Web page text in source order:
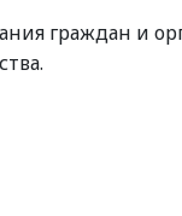
граждан и